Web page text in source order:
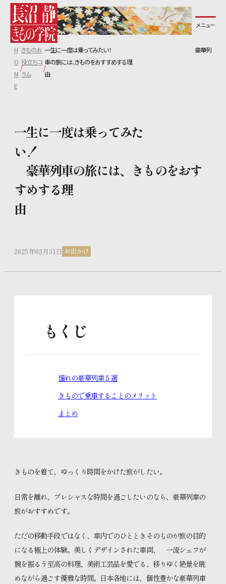
長沼静きもの学院について
コース紹介
無料体験レッスンについて
講師紹介
生徒の声
きものお役立ちコラム
入学のお申し込み
特設コンテンツ
メニュー
H
O
M
E
きものお
役立ちコ
ラム
一生に一度は乗ってみたい！ 豪華列
車の旅には、きものをおすすめする理
由
一生に一度は乗ってみた
い！
豪華列車の旅には、きものをおす
すめする理
由
2025年03月31日 お出かけ
もくじ
憧れの豪華列車５選
きもので乗車することのメリット
まとめ
きものを着て、ゆっくり時間をかけた旅がしたい。
日常を離れ、プレシャスな時間を過ごしたいのなら、豪華列車の
旅がおすすめです。
ただの移動手段ではなく、車内でのひとときそのものが旅の目的
になる極上の体験。美しくデザインされた車両、 一流シェフが
腕を振るう至高の料理、美術工芸品を愛でる、移りゆく絶景を眺
めながら過ごす優雅な時間。日本各地には、個性豊かな豪華列車